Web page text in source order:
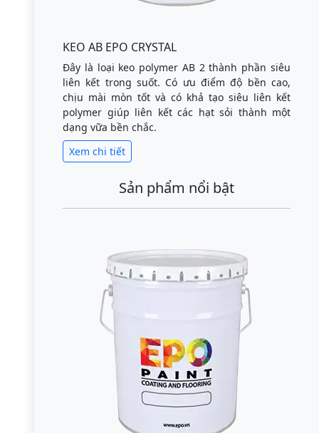
KEO AB EPO CRYSTAL
Đây là loại keo polymer AB 2 thành phần siêu
liên kết trong suốt. Có ưu điểm độ bền cao,
chịu mài mòn tốt và có khả tạo siêu liên kết
polymer giúp liên kết các hạt sỏi thành một
dạng vữa bền chắc.
Xem chi tiết
Sản phẩm nổi bật